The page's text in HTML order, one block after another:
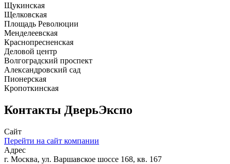
Щукинская
Щелковская
Площадь Революции
Менделеевская
Краснопресненская
Деловой центр
Волгоградский проспект
Александровский сад
Пионерская
Кропоткинская
Контакты ДверьЭкспо
Сайт
Перейти на сайт компании
Адрес
г. Москва, ул. Варшавское шоссе 168, кв. 167